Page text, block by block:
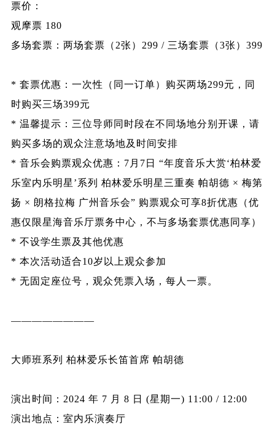
票价：
观摩票 180
多场套票：两场套票（2张）299 / 三场套票（3张）399
* 套票优惠：一次性（同一订单）购买两场299元，同
时购买三场399元
* 温馨提示：三位导师同时段在不同场地分别开课，请
购买多场的观众注意场地及时间安排
* 音乐会购票观众优惠：7月7日 “年度音乐大赏‘柏林爱
乐室内乐明星’系列 柏林爱乐明星三重奏 帕胡德 × 梅第
扬 × 朗格拉梅 广州音乐会” 购票观众可享8折优惠（优
惠仅限星海音乐厅票务中心，不与多场套票优惠同享）
* 不设学生票及其他优惠
* 本次活动适合10岁以上观众参加
* 无固定座位号，观众凭票入场，每人一票。
————————
大师班系列 柏林爱乐长笛首席 帕胡德
演出时间：2024 年 7 月 8 日 (星期一) 11:00 / 12:00
演出地点：室内乐演奏厅